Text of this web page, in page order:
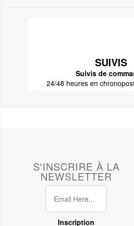
SUIVIS
Suivis de
24/48 heures en
S'INSCRIRE À LA
NEWSLETTER
Inscription